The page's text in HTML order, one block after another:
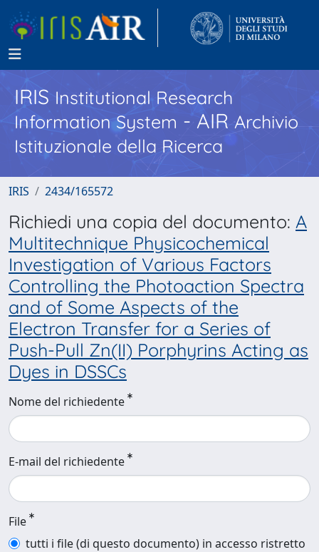
IRISInstitutional Research
Information System - AIR Archivio
Istituzionale della Ricerca
IRIS 2434/165572
Richiedi una copia del documento: A
Multitechnique Physicochemical
Investigation of Various Factors
Controlling the Photoaction Spectra
and of Some Aspects of the
Electron Transfer for a Series of
Push-Pull Zn(II) Porphyrins Acting as
Dyes in DSSCs
Nome del richiedente
E-mail del richiedente
File
tutti i file (di questo documento) in accesso ristretto